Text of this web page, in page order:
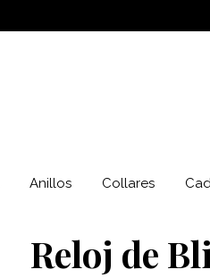
Anillos Collares
Reloj de